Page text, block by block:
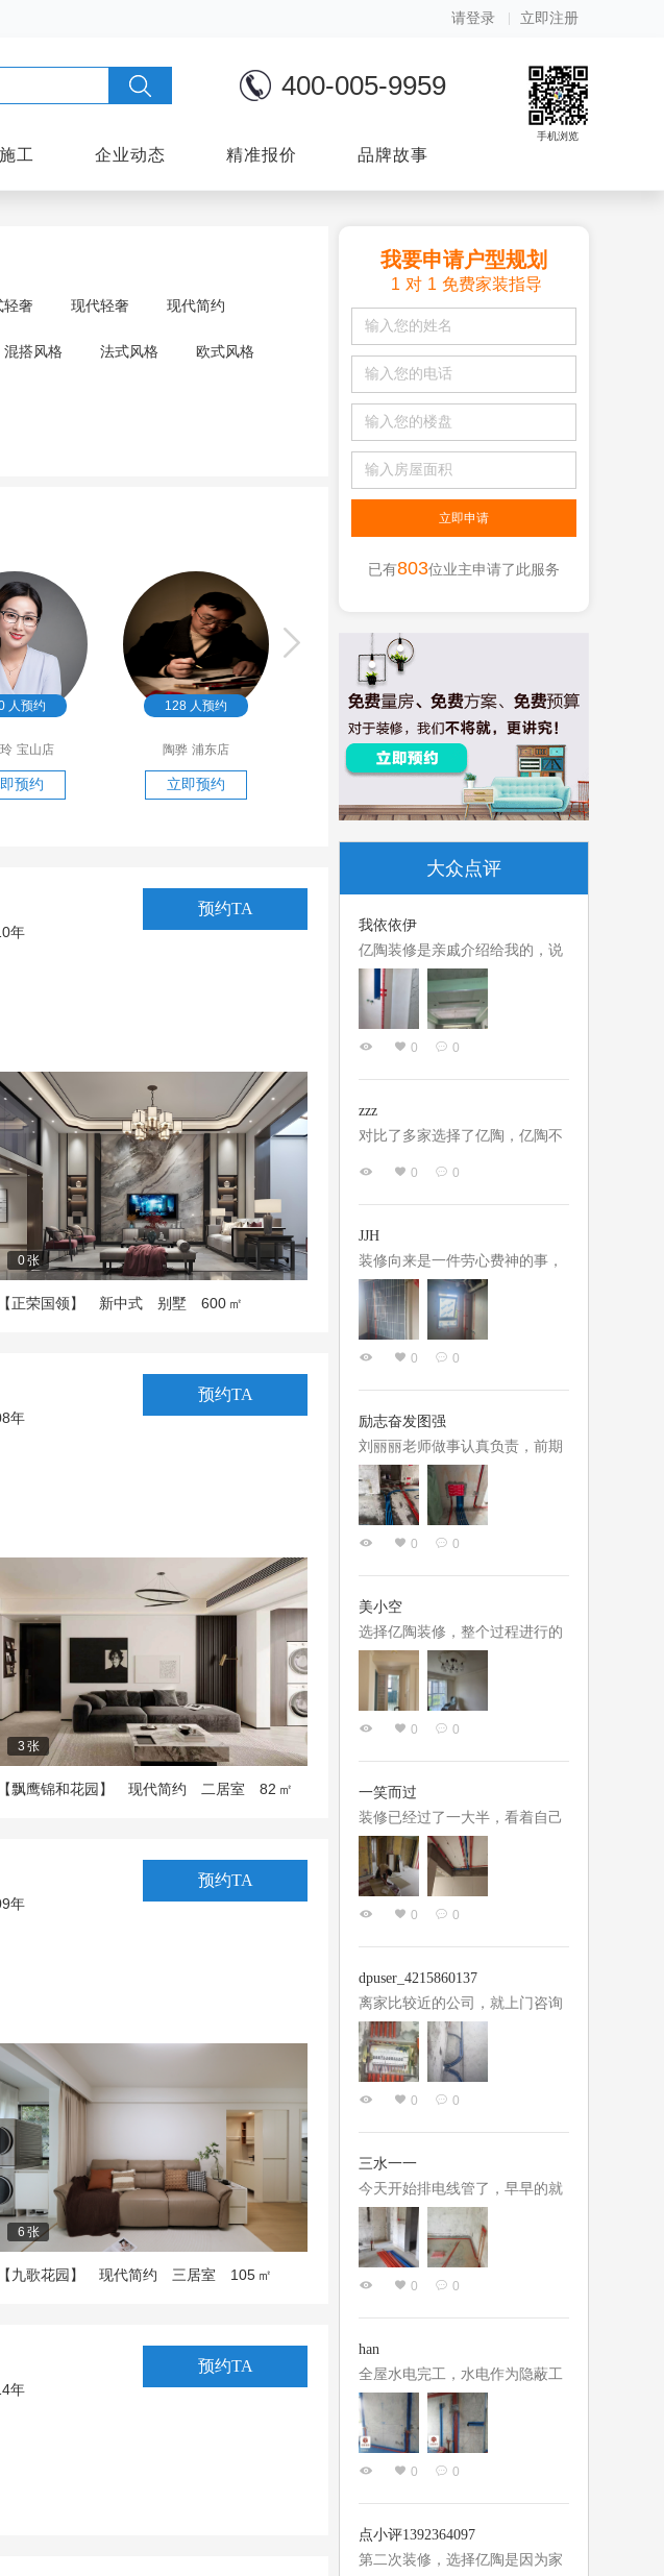
请登录 立即注册
手机浏览
400-005-9959
工 企业动态 精准报价 品牌故事
轻奢 现代轻奢 现代简约
混搭风格 法式风格 欧式风格
人预约
浦东店
预约
72 人预约
周冲 浦东店
立即预约
60 人预约
曹微 徐汇店
80 人预约
石朋伦 徐汇店
立即预约
年
预约TA
0张
【正荣国领】 新中式 别墅 600 ㎡
年
预约TA
3 张
【飘鹰锦和花园】 现代简约 二居室 82 ㎡
年
预约TA
6 张
【九歌花园】 现代简约 三居室 105 ㎡
年
预约TA
我要申请户型规划
1 对 1 免费家装指导
已有803位业主申请了此服务
大众点评
我依依伊
亿陶装修是亲戚介绍给我的，说
设计师水平好，施工途中全程负
责。合同签好开始施工，现场负
责的吴队认真负责，设计师方老
师基本全程都参与，亲自跑工
地，所有需要交接的地方必沟通
全可以不用自己费心费力的去盯
0 0
zzz
对比了多家选择了亿陶，亿陶不
闭口合同，固定公司，而是设计
师张晓娟老师真的非常符合我们
对设计师的所有要求，设计细节
到位，我们的不合理要求他会提
出来自己的看法并给出解决办
法，施工中项目经理程猛也是非
常的给力，经常在施工群里发布
施工动态，让我们放心
0 0
JJH
装修向来是一件劳心费神的事，
但是这次装修从三月份开始选方
案到现在进入油工阶段确实操心
比较少，超出了自己的预期。设
计阶段，设计师曹微老师经验丰
富创意灵活，既注重实用又兼观
美观，不少细节都有惊艳之笔，
所以方案很快就确定了。整个过
程中的选材配色曹老师也是耐心
细致、有求必应、不厌其烦。我
们的项目经理是张后启，张队长
性格平和极好沟通，施工过程中
我们想办...
0 0
励志奋发图强
刘丽丽老师做事认真负责，前期
量房、方案规划，到后期选材、
工地对接都全流程跟进，不会设
计完就甩手不管，针对户型短板
提出了很多优化方案，对空间布
局、色彩搭配都提出了专业建
议，帮我们避开了很多装修隐
患。沟通时特别有耐心，面对我
们一次次的想法调整和各种装修
小白式提问，都细致讲解，给出
调整意见，没有一点不耐烦。
0 0
美小空
选择亿陶装修，整个过程进行的
还是顺利的，一环接一环，基本
没有延误。设计师欧小清也很务
实，没有花里胡哨的费工时的设
计，基本都从日常生活场景入
手，再加入几个巧思。这也是我
选择亿陶的原因。1月开工，4月
底硬装就结束了，很幸运的赶上
了整个夏天散甲醛。装修过程中
设计师也一直跟进，有几个我没
有注意的地方，设计师注意到
了，直接帮我和工长沟通解决
其是空调的安装...
0 0
一笑而过
装修已经过了一大半，看着自己
的新家从一个丑破丑破的状态慢
慢一步一步初具雏形，内心还是
蛮有成就感的，整个装修过程操
心比较少，主要还是装修公司让
人放心，有过装修经验的朋友应
有多糟心， 在这里强烈推荐吴成
友+马骄设计师的组合搭配，我
一开始也是看到他们的评价，他
俩经常一起合作，所以让小马设
计师指定了吴队长负责我家的施
踏实干练...
0 0
dpuser_4215860137
离家比较近的公司，就上门咨询
了一下，感觉还可以，所以就预
约了上门测量，做方案比较快，
2天左右就约了看方案，汪设计
师对我们得需求理解还是比较到
位的，就是我们想要的，最终价
格也是在承受范围内，就开始施
工了，现在很顺利
0 0
三水一一
今天开始排电线管了，早早的就
让我过来看看电工材料，都是正
品，这点对亿陶还是很放心的。
设计师汪工的图纸很认真，开关
和插座的尺寸位置安排的非常到
位，许多地方都帮我考虑到了。
基本上就都按图纸来施工了，设
计师的跟进也不脱节，确实还是
蛮省心的，亿陶的师傅也非常专
业。 据说他们的工人，每月都有
一天专业的培训，专门汇总解决
场也给...
0 0
han
全屋水电完工，水电作为隐蔽工
程，我们一家格外重视，经过多
放比对，选择了亿陶。 设计师张
桂玲前期与我们不断沟通，对方
案进行调整，根据户型，我们一
家居住习惯和需求来优化动线，
细化了各处水电点位，满足了我
们一家长期的居住需求，考虑十
0 0
点小评1392364097
第二次装修，选择亿陶是因为家